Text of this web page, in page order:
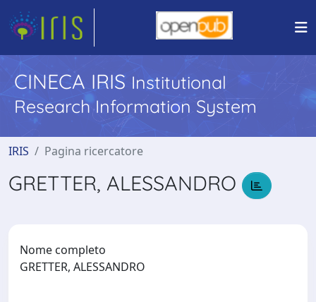
CINECA IRIS Institutional
Research Information System
IRIS Pagina ricercatore
GRETTER, ALESSANDRO
Nome completo
GRETTER, ALESSANDRO